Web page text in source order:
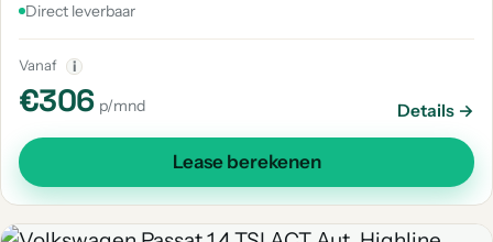
Direct leverbaar
Vanaf i
€306 p/mnd Details →
Lease berekenen